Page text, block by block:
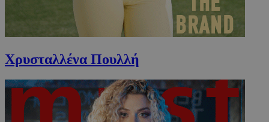
Χρυσταλλένα Πουλλή